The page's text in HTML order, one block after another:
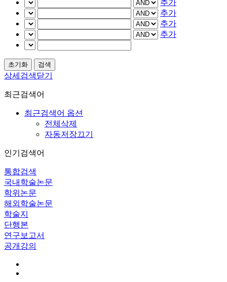
추가
추가
추가
추가
상세검색닫기
최근검색어
최근검색어 옵션
전체삭제
자동저장끄기
인기검색어
통합검색
국내학술논문
학위논문
해외학술논문
학술지
단행본
연구보고서
공개강의